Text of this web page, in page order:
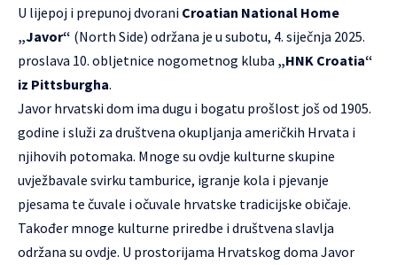
U lijepoj i prepunoj dvorani Croatian National Home
„Javor“ (North Side) održana je u subotu, 4. siječnja 2025.
proslava 10. obljetnice nogometnog kluba „HNK Croatia“
iz Pittsburgha.
Javor hrvatski dom ima dugu i bogatu prošlost još od 1905.
godine i služi za društvena okupljanja američkih Hrvata i
njihovih potomaka. Mnoge su ovdje kulturne skupine
uvježbavale svirku tamburice, igranje kola i pjevanje
pjesama te čuvale i očuvale hrvatske tradicijske običaje.
Također mnoge kulturne priredbe i društvena slavlja
održana su ovdje. U prostorijama Hrvatskog doma Javor